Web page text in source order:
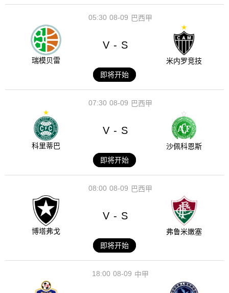
08-09
05:30 巴西甲
瑞模贝雷
V - S
米内罗竞技
即将开始
08-09
07:30 巴西甲
科里蒂巴
V - S
沙佩科恩斯
即将开始
08-09
08:00 巴西甲
博塔弗戈
V - S
弗鲁米嫩塞
即将开始
08-09
18:00 中甲